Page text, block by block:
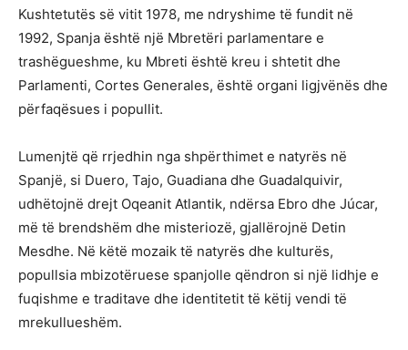
Kushtetutës së vitit 1978, me ndryshime të fundit në
1992, Spanja është një Mbretëri parlamentare e
trashëgueshme, ku Mbreti është kreu i shtetit dhe
Parlamenti, Cortes Generales, është organi ligjvënës dhe
përfaqësues i popullit.
Lumenjtë që rrjedhin nga shpërthimet e natyrës në
Spanjë, si Duero, Tajo, Guadiana dhe Guadalquivir,
udhëtojnë drejt Oqeanit Atlantik, ndërsa Ebro dhe Júcar,
më të brendshëm dhe misteriozë, gjallërojnë Detin
Mesdhe. Në këtë mozaik të natyrës dhe kulturës,
popullsia mbizotëruese spanjolle qëndron si një lidhje e
fuqishme e traditave dhe identitetit të këtij vendi të
mrekullueshëm.